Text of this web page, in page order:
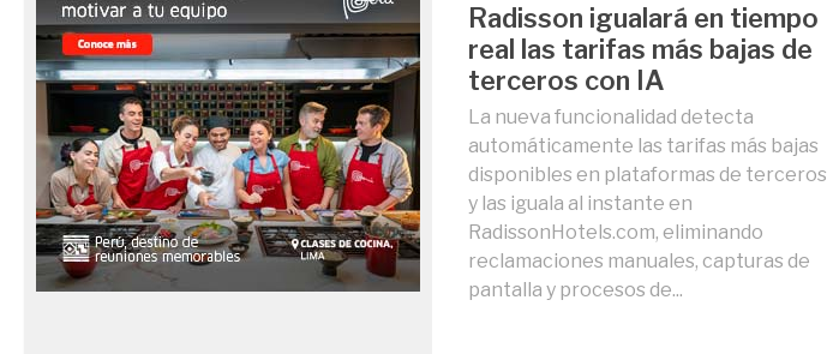
Radisson igualará en tiempo
real las tarifas más bajas de
terceros con IA
La nueva funcionalidad detecta
automáticamente las tarifas más bajas
disponibles en plataformas de terceros
y las iguala al instante en
RadissonHotels.com, eliminando
reclamaciones manuales, capturas de
pantalla y procesos de...